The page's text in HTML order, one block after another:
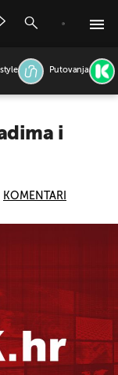
Putovanja
i
KOMENTARI